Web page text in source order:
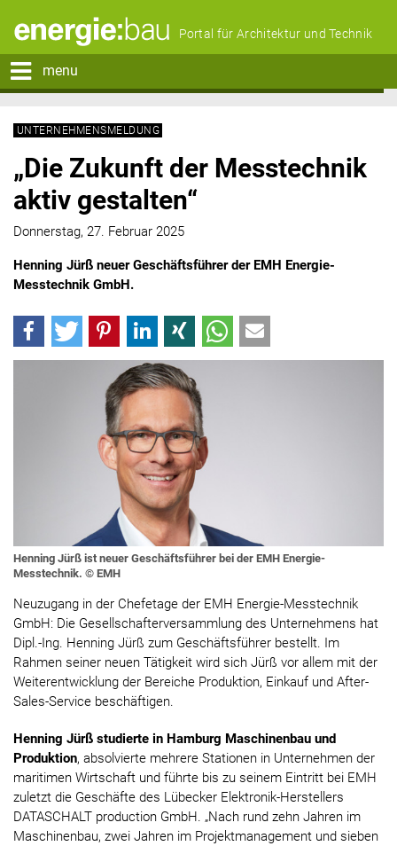
Portal für Architektur und Technik
menu
UNTERNEHMENSMELDUNG
„Die Zukunft der Messtechnik
aktiv gestalten“
Donnerstag, 27. Februar 2025
Henning Jürß neuer Geschäftsführer der EMH Energie-
Messtechnik GmbH.
Henning Jürß ist neuer Geschäftsführer bei der EMH Energie-
Messtechnik. © EMH
Neuzugang in der Chefetage der EMH Energie-Messtechnik
GmbH: Die Gesellschafterversammlung des Unternehmens hat
Dipl.-Ing. Henning Jürß zum Geschäftsführer bestellt. Im
Rahmen seiner neuen Tätigkeit wird sich Jürß vor allem mit der
Weiterentwicklung der Bereiche Produktion, Einkauf und After-
Sales-Service beschäftigen.
Henning Jürß studierte in Hamburg Maschinenbau und
Produktion, absolvierte mehrere Stationen in Unternehmen der
maritimen Wirtschaft und führte bis zu seinem Eintritt bei EMH
zuletzt die Geschäfte des Lübecker Elektronik-Herstellers
DATASCHALT production GmbH. „Nach rund zehn Jahren im
Maschinenbau, zwei Jahren im Projektmanagement und sieben